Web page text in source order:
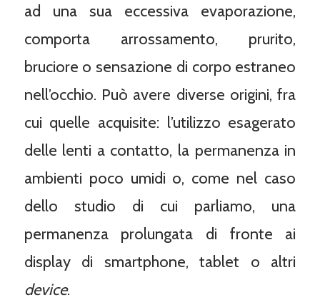
ad una sua eccessiva evaporazione,
comporta arrossamento, prurito,
bruciore o sensazione di corpo estraneo
nell’occhio. Può avere diverse origini, fra
cui quelle acquisite: l’utilizzo esagerato
delle lenti a contatto, la permanenza in
ambienti poco umidi o, come nel caso
dello studio di cui parliamo, una
permanenza prolungata di fronte ai
display di smartphone, tablet o altri
device.